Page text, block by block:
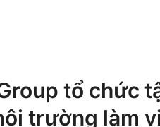
tổ chức
trường làm